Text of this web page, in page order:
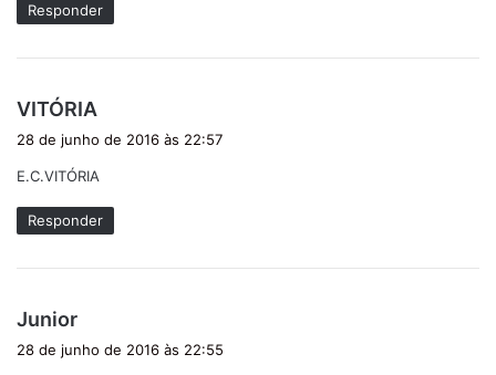
Responder
VITÓRIA
s
e
:
28 de junho de 2016 às 22:57
E.C.VITÓRIA
Responder
Junior
28 de junho de 2016 às 22:55